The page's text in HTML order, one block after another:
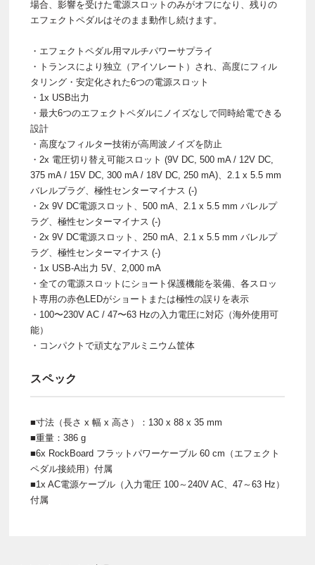
場合、影響を受けた電源スロットのみがオフになり、残りの
エフェクトペダルはそのまま動作し続けます。
・エフェクトペダル用マルチパワーサプライ
・トランスにより独立（アイソレート）され、高度にフィル
タリング・安定化された6つの電源スロット
・1x USB出力
・最大6つのエフェクトペダルにノイズなしで同時給電できる
設計
・高度なフィルター技術が高周波ノイズを防止
・2x 電圧切り替え可能スロット (9V DC, 500 mA / 12V DC,
375 mA / 15V DC, 300 mA / 18V DC, 250 mA)、2.1 x 5.5 mm
バレルプラグ、極性センターマイナス (-)
・2x 9V DC電源スロット、500 mA、2.1 x 5.5 mm バレルプ
ラグ、極性センターマイナス (-)
・2x 9V DC電源スロット、250 mA、2.1 x 5.5 mm バレルプ
ラグ、極性センターマイナス (-)
・1x USB-A出力 5V、2,000 mA
・全ての電源スロットにショート保護機能を装備、各スロッ
ト専用の赤色LEDがショートまたは極性の誤りを表示
・100〜230V AC / 47〜63 Hzの入力電圧に対応（海外使用可
能）
・コンパクトで頑丈なアルミニウム筐体
スペック
■寸法（長さ x 幅 x 高さ）：130 x 88 x 35 mm
■重量：386 g
■6x RockBoard フラットパワーケーブル 60 cm（エフェクト
ペダル接続用）付属
■1x AC電源ケーブル（入力電圧 100～240V AC、47～63 Hz）
付属